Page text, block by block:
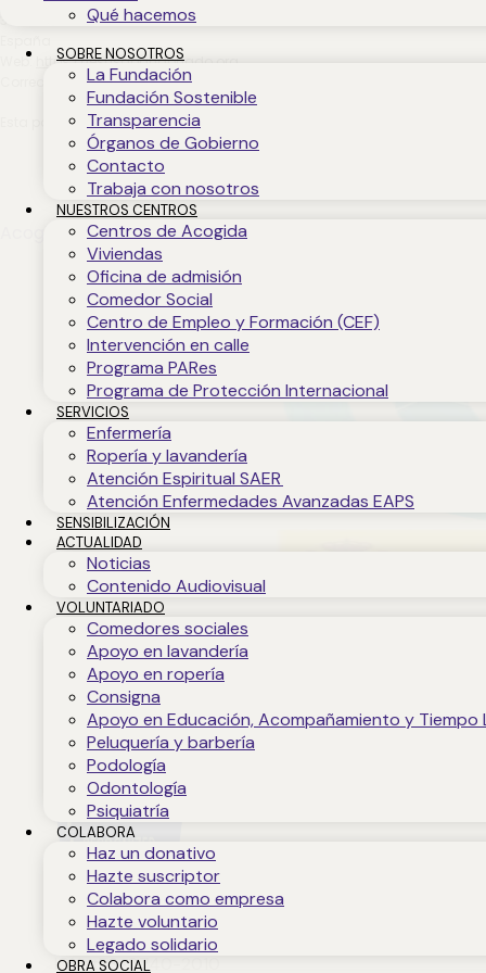
Qué hacemos
SOBRE NOSOTROS
La Fundación
Fundación Sostenible
Transparencia
Órganos de Gobierno
Contacto
Trabaja con nosotros
NUESTROS CENTROS
Centros de Acogida
Viviendas
Oficina de admisión
Comedor Social
Centro de Empleo y Formación (CEF)
Intervención en calle
Programa PARes
Programa de Protección Internacional
SERVICIOS
Enfermería
Ropería y lavandería
Atención Espiritual SAER
Atención Enfermedades Avanzadas EAPS
SENSIBILIZACIÓN
ACTUALIDAD
Noticias
Contenido Audiovisual
VOLUNTARIADO
Comedores sociales
Apoyo en lavandería
Apoyo en ropería
Consigna
Apoyo en Educación, Acompañamiento y Tiempo
Peluquería y barbería
Podología
Odontología
Psiquiatría
COLABORA
Haz un donativo
Hazte suscriptor
Colabora como empresa
Hazte voluntario
Legado solidario
OBRA SOCIAL
30012 Murcia
Web:
https://jesusabandonado.org
Correo electrónico:director@
Esta política de cookies se ha sincronizado con
Acogida | Transparencia | Calidad | Solidaridad | Respeto
IQNetES-0740-2010